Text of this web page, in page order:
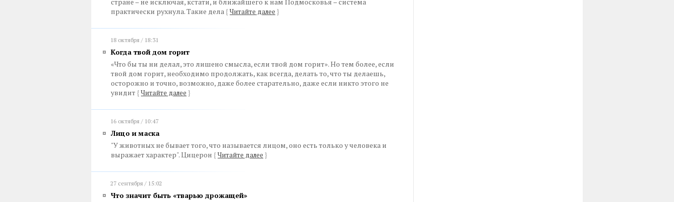
практически рухнула. Такие дела { Читайте далее }
18 октября / 18:31
Когда твой дом горит
«Что бы ты ни делал, это лишено смысла, если твой дом горит». Но тем более, если
твой дом горит, необходимо продолжать, как всегда, делать то, что ты делаешь,
осторожно и точно, возможно, даже более старательно, даже если никто этого не
увидит { Читайте далее }
16 октября / 10:47
Лицо и маска
"У животных не бывает того, что называется лицом, оно есть только у человека и
выражает характер". Цицерон { Читайте далее }
27 сентября / 15:02
Что значит быть «тварью дрожащей»